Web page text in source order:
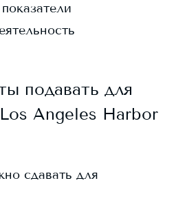
подавать для
Los Angeles Harbor
сдавать для